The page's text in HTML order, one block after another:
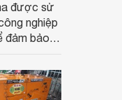
được sử
nghiệp
đảm bảo